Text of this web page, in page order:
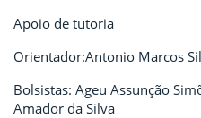
Apoio de tutoria
Orientador:Antonio Marcos
Bolsistas: Ageu Assunção
Amador da Silva